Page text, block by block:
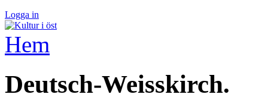
Logga in
Hem
Deutsch-Weisskirch.